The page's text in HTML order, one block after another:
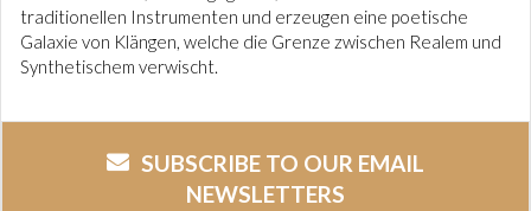
traditionellen Instrumenten und erzeugen eine poetische
Galaxie von Klängen, welche die Grenze zwischen Realem und
Synthetischem verwischt.
SUBSCRIBE TO OUR EMAIL
NEWSLETTERS